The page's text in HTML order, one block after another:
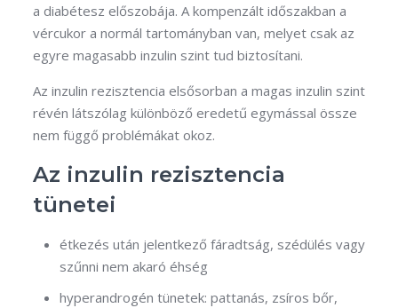
a diabétesz előszobája. A kompenzált időszakban a
vércukor a normál tartományban van, melyet csak az
egyre magasabb inzulin szint tud biztosítani.
Az inzulin rezisztencia elsősorban a magas inzulin szint
révén látszólag különböző eredetű egymással össze
nem függő problémákat okoz.
Az inzulin rezisztencia
tünetei
étkezés után jelentkező fáradtság, szédülés vagy
szűnni nem akaró éhség
hyperandrogén tünetek: pattanás, zsíros bőr,